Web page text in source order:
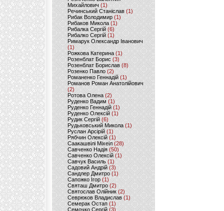
Михайлович (1)
Речинський Станіслав (1)
Рибак Володимир(1)
Рибаков Микола(1)
Рибалка Сергій (6)
Рибалко Сергій (1)
Римарук Олександр Іванович
(1)
Рожкова Катерина(1)
Розенблат Борис (3)
Розенблат Борислав (8)
Розенко Павло (2)
Романенко Геннадій (1)
Романов Роман Анатолійович
(2)
Ротова Олена(2)
Руденко Вадим (1)
Руденко Геннадій (1)
Руденко Олексій(1)
Рудик Сергій(6)
Рудьковський Микола (1)
Руслан Арсірій(1)
Рябчин Олексій (1)
Саакашвілі Міхеіл(28)
Савченко Надія (50)
Савченко Олексій(1)
Савчук Василь (1)
Садовий Андрій (3)
Сандлер Дмитро(1)
Сапожко Ігор(1)
Святаш Дмитро (2)
Святослав Олійник (2)
Севрюков Владислав (1)
Семерак Остап (1)
Семочко Сергій (3)